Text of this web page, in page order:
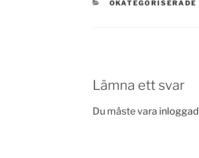
KATEGORIER
OKATEGORISERADE
Lämna ett svar
Du måste vara inloggad